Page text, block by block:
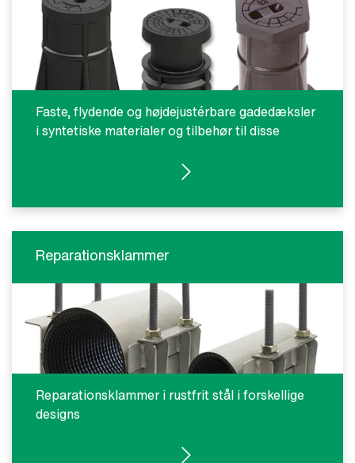
Faste, flydende og højdejustérbare gadedæksler
i syntetiske materialer og tilbehør til disse
SE PRODUKTER
Reparationsklammer
Reparationsklammer i rustfrit stål i forskellige
designs
SE PRODUKTER